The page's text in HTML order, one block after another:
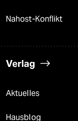
Nahost-Konflikt
Verlag
Aktuelles
Hausblog